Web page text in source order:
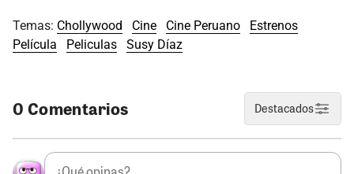
Temas: Chollywood Cine Cine Peruano
Estrenos
Película
Peliculas Susy Díaz
0 Comentarios Destacados